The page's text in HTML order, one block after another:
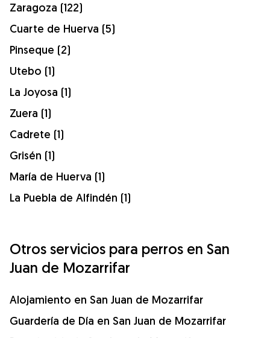
Zaragoza (122)
Cuarte de Huerva (5)
Pinseque (2)
Utebo (1)
La Joyosa (1)
Zuera (1)
Cadrete (1)
Grisén (1)
María de Huerva (1)
La Puebla de Alfindén (1)
Otros servicios para perros en San
Juan de Mozarrifar
Alojamiento en San Juan de Mozarrifar
Guardería de Día en San Juan de Mozarrifar